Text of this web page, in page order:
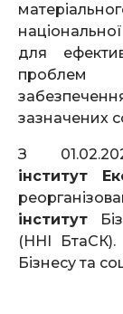
для
проблем
зазначених
З
інститут
інститут
(ННІ БтаСК).
Бізнесу та